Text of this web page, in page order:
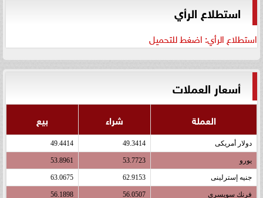
استطلاع الرأي
استطلاع الرأي: اضغط للتحميل
أسعار العملات
العملة شراء بيع
دولار أمريكى 49.3414
49.4414
يورو 53.7723
53.8961
جنيه إسترلينى 62.9153
63.0675
فرنك سويسرى 56.0507
56.1898